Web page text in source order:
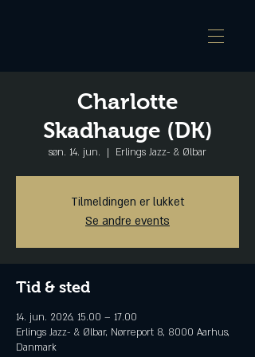
Charlotte
Skadhauge (DK)
søn. 14. jun.
  |
Erlings Jazz- & Ølbar
Tilmeldingen er lukket
Se andre events
Tid & sted
14. jun. 2026, 15.00 – 17.00
Erlings Jazz- & Ølbar, Nørreport 8, 8000 Aarhus,
Danmark